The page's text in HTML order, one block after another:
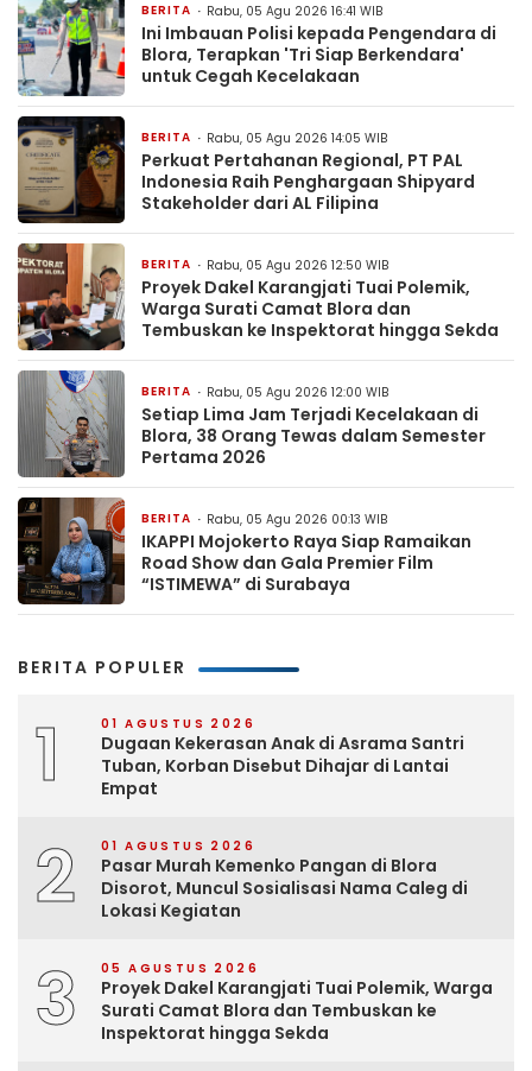
BERITA Rabu, 05 Agu 2026 16:41 WIB
Ini Imbauan Polisi kepada Pengendara di
Blora, Terapkan 'Tri Siap Berkendara'
untuk Cegah Kecelakaan
BERITA Rabu, 05 Agu 2026 14:05 WIB
Perkuat Pertahanan Regional, PT PAL
Indonesia Raih Penghargaan Shipyard
Stakeholder dari AL Filipina
BERITA Rabu, 05 Agu 2026 12:50 WIB
Proyek Dakel Karangjati Tuai Polemik,
Warga Surati Camat Blora dan
Tembuskan ke Inspektorat hingga Sekda
BERITA Rabu, 05 Agu 2026 12:00 WIB
Setiap Lima Jam Terjadi Kecelakaan di
Blora, 38 Orang Tewas dalam Semester
Pertama 2026
BERITA Rabu, 05 Agu 2026 00:13 WIB
IKAPPI Mojokerto Raya Siap Ramaikan
Road Show dan Gala Premier Film
“ISTIMEWA” di Surabaya
BERITA POPULER
1 01 AGUSTUS 2026
Dugaan Kekerasan Anak di Asrama Santri
Tuban, Korban Disebut Dihajar di Lantai
Empat
2 01 AGUSTUS 2026
Pasar Murah Kemenko Pangan di Blora
Disorot, Muncul Sosialisasi Nama Caleg di
Lokasi Kegiatan
3 05 AGUSTUS 2026
Proyek Dakel Karangjati Tuai Polemik, Warga
Surati Camat Blora dan Tembuskan ke
Inspektorat hingga Sekda